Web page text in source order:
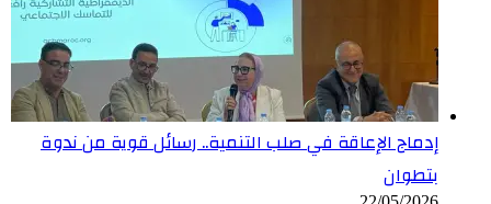
إدماج الإعاقة في صلب التنمية.. رسائل قوية من ندوة
بتطوان